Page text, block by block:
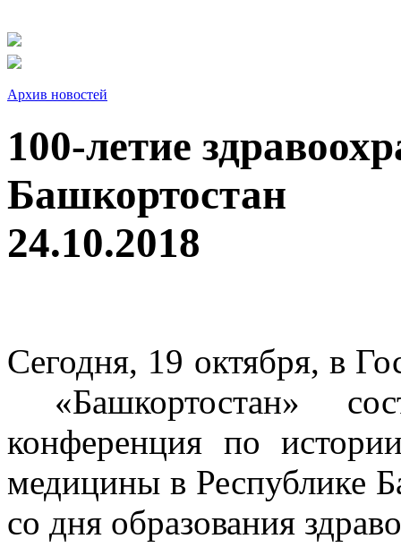
Архив новостей
100-летие
Башкортостан
24.10.2018
Сегодня, 19 октября, в
«Башкортостан»
конференция по
медицины в Республике
со дня образования